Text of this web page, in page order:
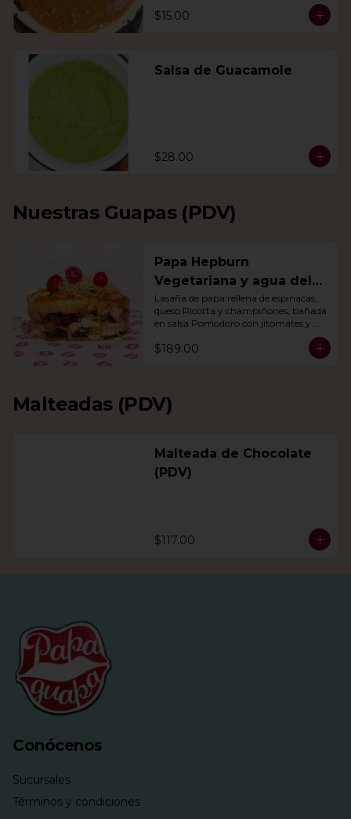
$15.00
Salsa de Guacamole
$28.00
Nuestras Guapas (PDV)
Papa Hepburn
Vegetariana y agua del
día
Lasaña de papa rellena de espinacas,
queso Ricotta y champiñones, bañada
en salsa Pomodoro con jitomates y
queso gratinado. Incluye una agua del
día.
$189.00
Malteadas (PDV)
Malteada de Chocolate
(PDV)
$117.00
Conócenos
Sucursales
Términos y condiciones